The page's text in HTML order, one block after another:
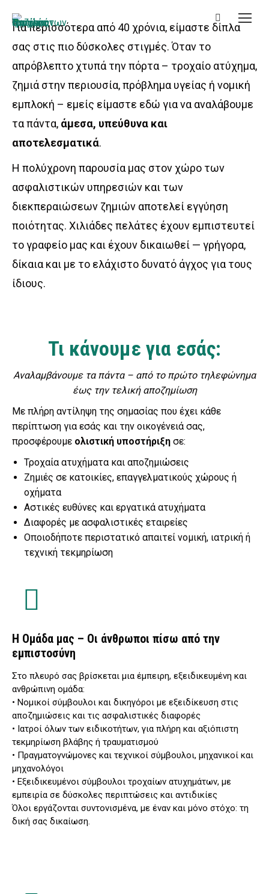
Search:
Για περισσότερα από 40 χρόνια, είμαστε δίπλα
σας στις πιο δύσκολες στιγμές. Όταν το
απρόβλεπτο χτυπά την πόρτα – τροχαίο ατύχημα,
ζημιά στην περιουσία, πρόβλημα υγείας ή νομική
εμπλοκή – εμείς είμαστε εδώ για να αναλάβουμε
τα πάντα, άμεσα, υπεύθυνα και
αποτελεσματικά.
Η πολύχρονη παρουσία μας στον χώρο των
ασφαλιστικών υπηρεσιών και των
διεκπεραιώσεων ζημιών αποτελεί εγγύηση
ποιότητας. Χιλιάδες πελάτες έχουν εμπιστευτεί
το γραφείο μας και έχουν δικαιωθεί — γρήγορα,
δίκαια και με το ελάχιστο δυνατό άγχος για τους
ίδιους.
Τι κάνουμε για εσάς:
Αναλαμβάνουμε τα πάντα – από το πρώτο τηλεφώνημα
έως την τελική αποζημίωση
Με πλήρη αντίληψη της σημασίας που έχει κάθε
περίπτωση για εσάς και την οικογένειά σας,
προσφέρουμε ολιστική υποστήριξη σε:
Τροχαία ατυχήματα και αποζημιώσεις
Ζημιές σε κατοικίες, επαγγελματικούς χώρους ή
οχήματα
Αστικές ευθύνες και εργατικά ατυχήματα
Διαφορές με ασφαλιστικές εταιρείες
Οποιοδήποτε περιστατικό απαιτεί νομική, ιατρική ή
τεχνική τεκμηρίωση
Η Ομάδα μας – Οι άνθρωποι πίσω από την
εμπιστοσύνη
Στο πλευρό σας βρίσκεται μια έμπειρη, εξειδικευμένη και
ανθρώπινη ομάδα:
• Νομικοί σύμβουλοι και δικηγόροι με εξειδίκευση στις
αποζημιώσεις και τις ασφαλιστικές διαφορές
• Ιατροί όλων των ειδικοτήτων, για πλήρη και αξιόπιστη
τεκμηρίωση βλάβης ή τραυματισμού
• Πραγματογνώμονες και τεχνικοί σύμβουλοι, μηχανικοί και
μηχανολόγοι
• Εξειδικευμένοι σύμβουλοι τροχαίων ατυχημάτων, με
εμπειρία σε δύσκολες περιπτώσεις και αντιδικίες
Όλοι εργάζονται συντονισμένα, με έναν και μόνο στόχο: τη
δική σας δικαίωση.